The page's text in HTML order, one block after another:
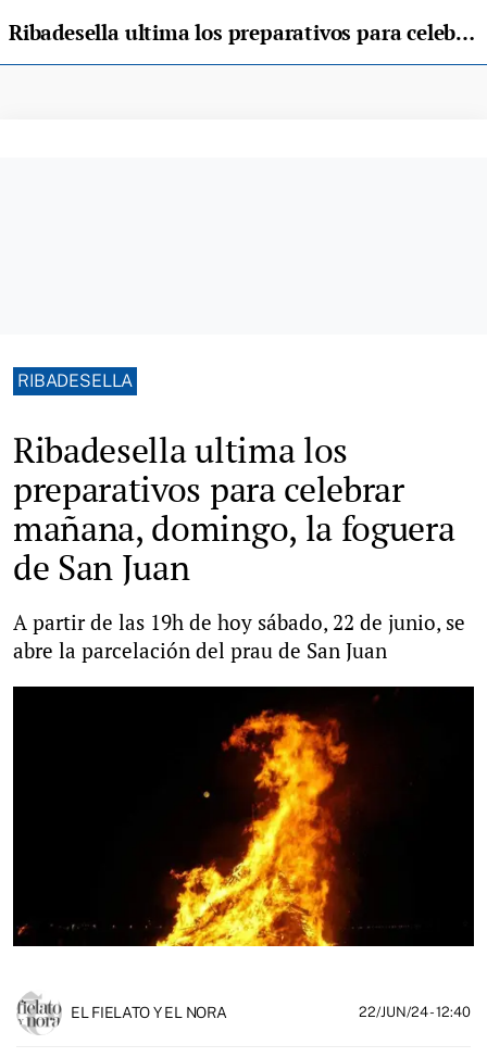
Ribadesella ultima los preparativos para celebrar mañana, domingo, la foguera de San Juan
RIBADESELLA
Ribadesella ultima los
preparativos para celebrar
mañana, domingo, la foguera
de San Juan
A partir de las 19h de hoy sábado, 22 de junio, se
abre la parcelación del prau de San Juan
EL FIELATO Y EL NORA 22/JUN/24- 12:40